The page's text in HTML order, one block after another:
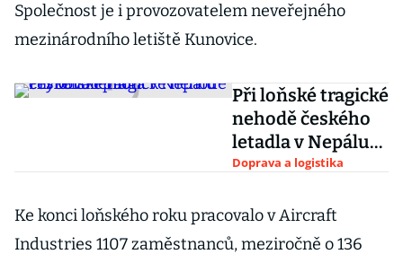
Společnost je i provozovatelem neveřejného
mezinárodního letiště Kunovice.
Při loňské tragické
nehodě českého
letadla v Nepálu
chybovali piloti
Doprava a logistika
Ke konci loňského roku pracovalo v Aircraft
Industries 1107 zaměstnanců, meziročně o 136